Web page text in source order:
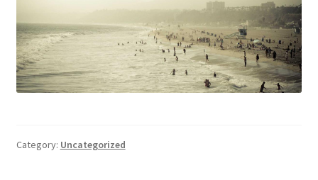
Category: Uncategorized